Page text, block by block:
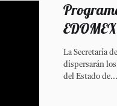
EDOMEX
La Secretaría
dispersarán
del Estado de...